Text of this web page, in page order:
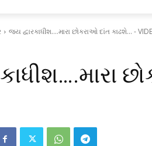
જય દ્વારકાધીશ....મારા છોકરાઓ દાંત કાઢશે... -